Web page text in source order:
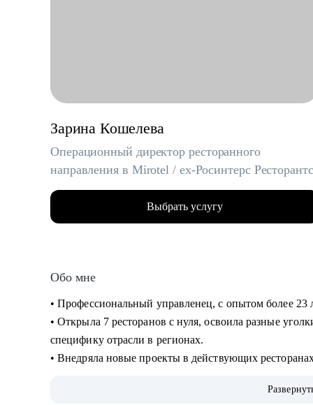
Зарина Кошелева
Операционный директор ресторанного
направления в Mirotel / ex-Росинтерс Ресторантс
Выбрать услугу
Обо мне
• Профессиональный управленец, с опытом более 23
• Открыла 7 ресторанов с нуля, освоила разные
специфику отрасли в регионах.
• Внедряла новые проекты в действующих
• Вырастила и отправила во взрослую жизнь более